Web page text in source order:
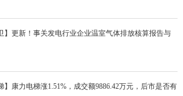
】更新！事关发电行业企业温室气体排放核算报告与
】康力电梯涨1.51%，成交额9886.42万元，后市是否有